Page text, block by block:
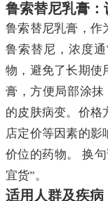
鲁索替尼乳膏：
鲁索替尼乳膏，作
鲁索替尼，浓度
物，避免了长期使
膏，方便局部涂
的皮肤病变。价格
店定价等因素的影
价位的药物。 换
宜货”。
适用人群及疾